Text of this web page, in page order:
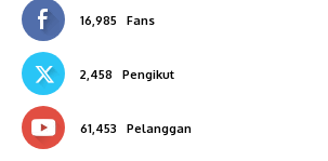
16,985 Fans
2,458 Pengikut
61,453 Pelanggan